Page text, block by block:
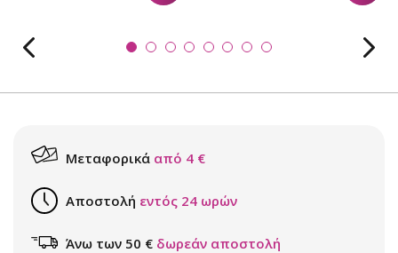
Μεταφορικά από 4 €
Αποστολή εντός 24 ωρών
Άνω των 50 € δωρεάν αποστολή